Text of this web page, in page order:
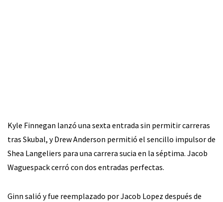
Kyle Finnegan lanzó una sexta entrada sin permitir carreras
tras Skubal, y Drew Anderson permitió el sencillo impulsor de
Shea Langeliers para una carrera sucia en la séptima. Jacob
Waguespack cerró con dos entradas perfectas.
Ginn salió y fue reemplazado por Jacob Lopez después de